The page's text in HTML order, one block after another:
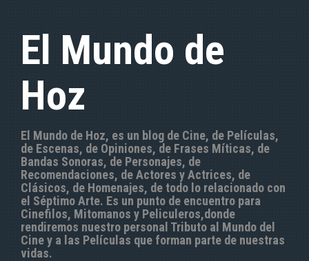
El Mundo de
Hoz
El Mundo de Hoz, es un blog de Cine, de Películas,
de Escenas, de Opiniones, de Frases Míticas, de
Bandas Sonoras, de Personajes, de
Recomendaciones, de Actores y Actrices, de
Clásicos, de Homenajes, de todo lo relacionado con
el Séptimo Arte. Es un punto de encuentro para
Cinefilos, Mitomanos y Peliculeros,donde
rendiremos nuestro personal Tributo al Mundo del
Cine y a las Películas que forman parte de nuestras
vidas.